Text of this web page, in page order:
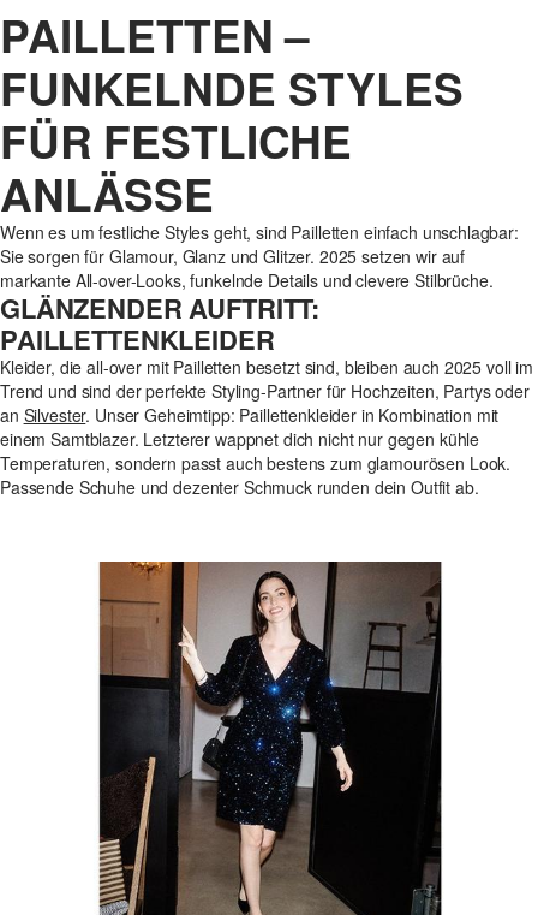
PAILLETTEN –
FUNKELNDE STYLES
FÜR FESTLICHE
ANLÄSSE
Wenn es um festliche Styles geht, sind Pailletten einfach unschlagbar:
Sie sorgen für Glamour, Glanz und Glitzer. 2025 setzen wir auf
markante All-over-Looks, funkelnde Details und clevere Stilbrüche.
GLÄNZENDER AUFTRITT:
PAILLETTENKLEIDER
Kleider, die all-over mit Pailletten besetzt sind, bleiben auch 2025 voll im
Trend und sind der perfekte Styling-Partner für Hochzeiten, Partys oder
an Silvester. Unser Geheimtipp: Paillettenkleider in Kombination mit
einem Samtblazer. Letzterer wappnet dich nicht nur gegen kühle
Temperaturen, sondern passt auch bestens zum glamourösen Look.
Passende Schuhe und dezenter Schmuck runden dein Outfit ab.